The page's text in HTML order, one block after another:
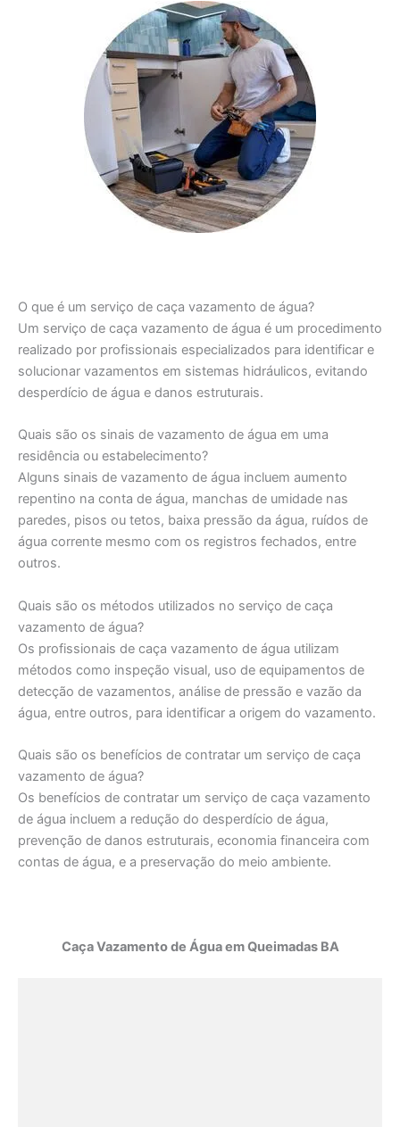
O que é um serviço de caça vazamento de água?
Um serviço de caça vazamento de água é um procedimento
realizado por profissionais especializados para identificar e
solucionar vazamentos em sistemas hidráulicos, evitando
desperdício de água e danos estruturais.
Quais são os sinais de vazamento de água em uma
residência ou estabelecimento?
Alguns sinais de vazamento de água incluem aumento
repentino na conta de água, manchas de umidade nas
paredes, pisos ou tetos, baixa pressão da água, ruídos de
água corrente mesmo com os registros fechados, entre
outros.
Quais são os métodos utilizados no serviço de caça
vazamento de água?
Os profissionais de caça vazamento de água utilizam
métodos como inspeção visual, uso de equipamentos de
detecção de vazamentos, análise de pressão e vazão da
água, entre outros, para identificar a origem do vazamento.
Quais são os benefícios de contratar um serviço de caça
vazamento de água?
Os benefícios de contratar um serviço de caça vazamento
de água incluem a redução do desperdício de água,
prevenção de danos estruturais, economia financeira com
contas de água, e a preservação do meio ambiente.
Caça Vazamento de Água em Queimadas BA